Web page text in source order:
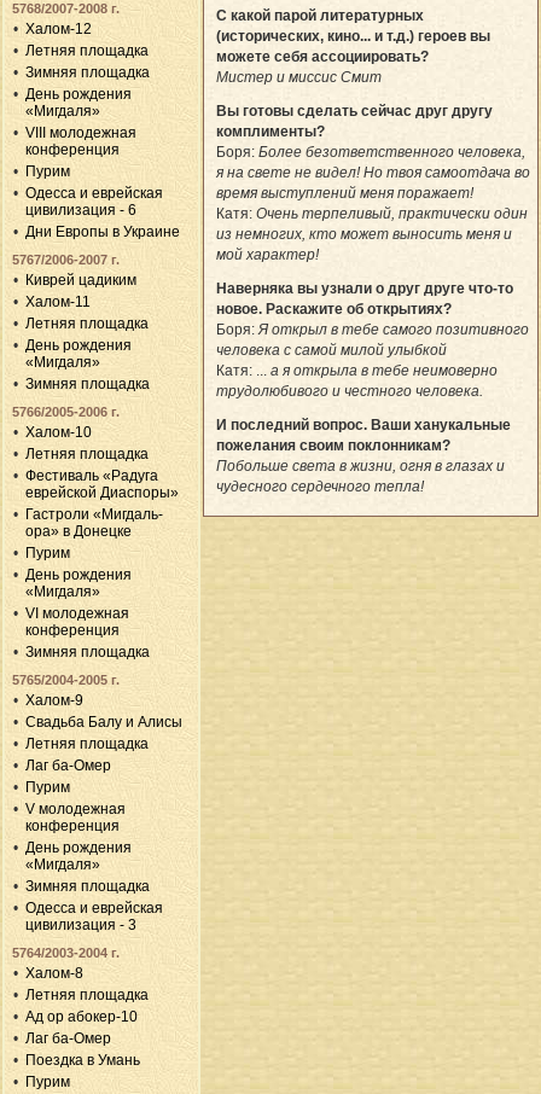
5768/2007-2008 г.
Халом-12
Летняя площадка
Зимняя площадка
День рождения
«Мигдаля»
VIII молодежная
конференция
Пурим
Одесса и еврейская
цивилизация - 6
Дни Европы в Украине
5767/2006-2007 г.
Киврей цадиким
Халом-11
Летняя площадка
День рождения
«Мигдаля»
Зимняя площадка
5766/2005-2006 г.
Халом-10
Летняя площадка
Фестиваль «Радуга
еврейской Диаспоры»
Гастроли «Мигдаль-
ора» в Донецке
Пурим
День рождения
«Мигдаля»
VI молодежная
конференция
Зимняя площадка
5765/2004-2005 г.
Халом-9
Свадьба Балу и Алисы
Летняя площадка
Лаг ба-Омер
Пурим
V молодежная
конференция
День рождения
«Мигдаля»
Зимняя площадка
Одесса и еврейская
цивилизация - 3
5764/2003-2004 г.
Халом-8
Летняя площадка
Ад ор абокер-10
Лаг ба-Омер
Поездка в Умань
Пурим
С какой парой литературных
(исторических, кино... и т.д.) героев вы
можете себя ассоциировать?
Мистер и миссис Смит
Вы готовы сделать сейчас друг другу
комплименты?
Боря: Более безответственного человека,
я на свете не видел! Но твоя самоотдача во
время выступлений меня поражает!
Катя: Очень терпеливый, практически один
из немногих, кто может выносить меня и
мой характер!
Наверняка вы узнали о друг друге что-то
новое. Раскажите об открытиях?
Боря:Я открыл в тебе самого позитивного
человека с самой милой улыбкой
Катя: ... а я открыла в тебе неимоверно
трудолюбивого и честного человека.
И последний вопрос. Ваши ханукальные
пожелания своим поклонникам?
Побольше света в жизни, огня в глазах и
чудесного сердечного тепла!